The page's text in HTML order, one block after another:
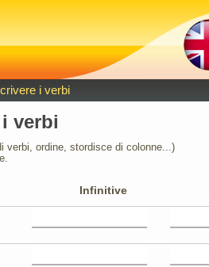
i verbi
verbi
verbi, ordine, stordisce di colonne...)
Infinitive